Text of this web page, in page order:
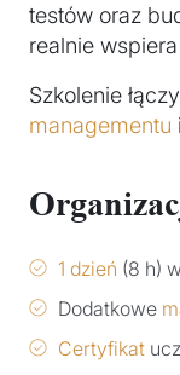
testów oraz
realnie
Szkolenie
managementu i
1 dzień (8 h)
Dodatkowe
Certyfikat